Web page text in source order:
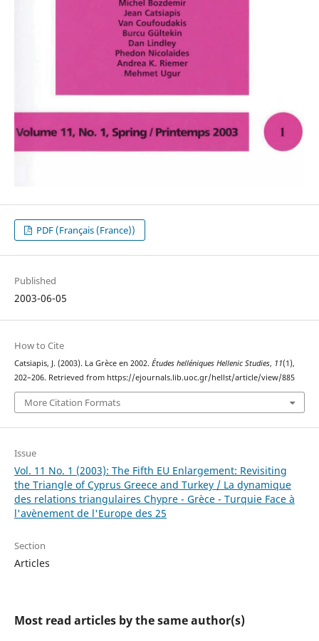
PDF (Français (France))
Published
2003-06-05
How to Cite
Catsiapis, J. (2003). La Grèce en 2002. Études helléniques Hellenic Studies, 11(1),
202–206. Retrieved from https://ejournals.lib.uoc.gr/hellst/article/view/885
More Citation Formats
Issue
Vol. 11 No. 1 (2003): The Fifth EU Enlargement: Revisiting
the Triangle of Cyprus Greece and Turkey / La dynamique
des relations triangulaires Chypre - Grèce - Turquie Face à
l'avènement de l'Europe des 25
Section
Articles
Most read articles by the same author(s)